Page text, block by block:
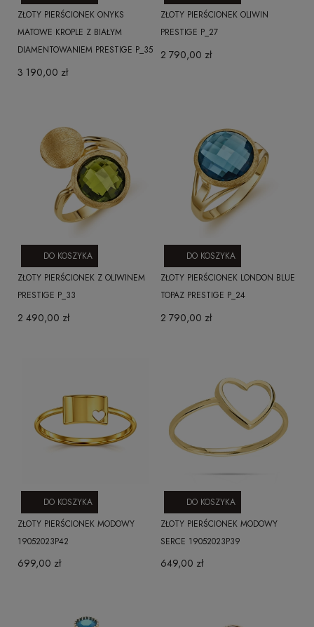
ZŁOTY PIERŚCIONEK ONYKS
MATOWE KROPLE Z BIAŁYM
DIAMENTOWANIEM PRESTIGE P_35
3 190,00 zł
ZŁOTY PIERŚCIONEK OLIWIN
PRESTIGE P_27
2 790,00 zł
ZŁOTY PIERŚCIONEK Z OLIWINEM
PRESTIGE P_33
2 490,00 zł
DO KOSZYKA
ZŁOTY PIERŚCIONEK LONDON BLUE
TOPAZ PRESTIGE P_24
2 790,00 zł
DO KOSZYKA
ZŁOTY PIERŚCIONEK MODOWY
19052023P42
699,00 zł
DO KOSZYKA
ZŁOTY PIERŚCIONEK MODOWY
SERCE 19052023P39
649,00 zł
DO KOSZYKA